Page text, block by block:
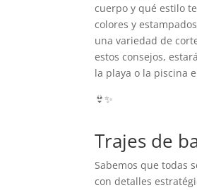
cuerpo y qué estilo
colores y
una variedad de
estos consejos,
la playa o la piscina
👙✨
Trajes de
Sabemos que todas
con detalles